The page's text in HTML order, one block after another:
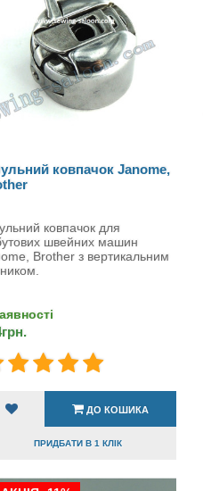
ковпачок Janome,
ковпачок для
швейних машин
Brother з вертикальним
ДО КОШИКА
ПРИДБАТИ В 1 КЛІК